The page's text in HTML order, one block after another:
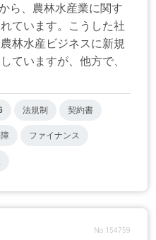
ら、農林水産業に関す
ています。こうした社
林水産ビジネスに新規
ていますが、他方で、
法規制 契約書
ファイナンス
No.154759